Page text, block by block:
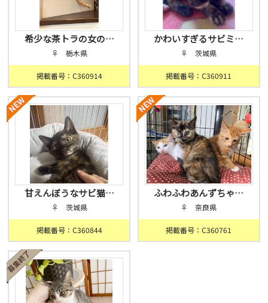
希少な茶トラの女の…
♀ 栃木県
掲載番号：C360914
かわいすぎるサビミ…
♀ 茨城県
掲載番号：C360911
甘えんぼうなサビ猫…
♀ 茨城県
掲載番号：C360844
ふわふわあんずちゃ…
♀ 奈良県
掲載番号：C360761